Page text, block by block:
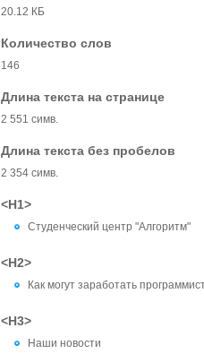
20.12 КБ
Количество слов
146
Длина текста на странице
2 551 симв.
Длина текста без пробелов
2 354 симв.
<H1>
Студенческий центр "Алгоритм"
<H2>
Как могут заработать
<H3>
Наши новости